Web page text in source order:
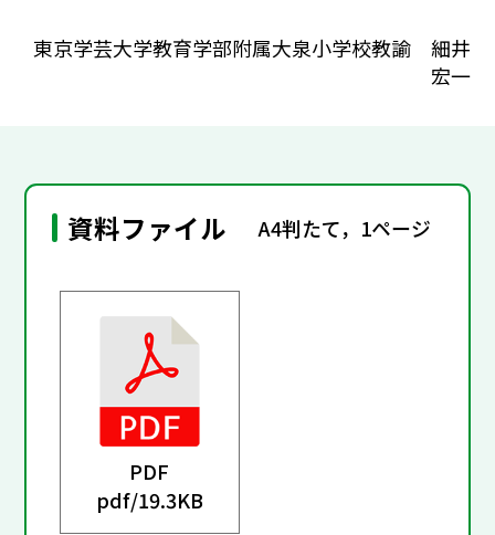
東京学芸大学教育学部附属大泉小学校教諭 細井
宏一
資料ファイル A4判たて，1ページ
PDF
pdf/19.3KB